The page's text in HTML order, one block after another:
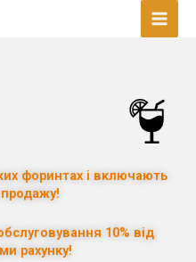
Main
форинтах і включають
10% від
рахунку!